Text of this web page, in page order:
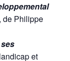
, de Philippe
et